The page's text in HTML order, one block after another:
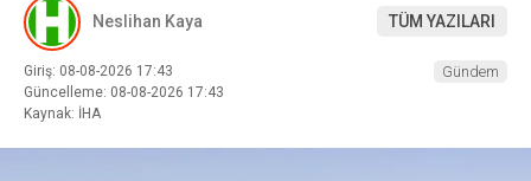
Neslihan Kaya TÜM YAZILARI
Giriş: 08-08-2026 17:43
Güncelleme: 08-08-2026 17:43
Kaynak: İHA
Gündem